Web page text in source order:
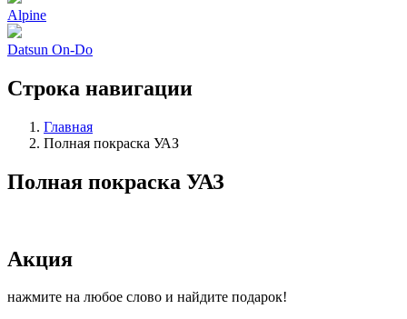
Alpine
Datsun On-Do
Строка навигации
Главная
Полная покраска УАЗ
Полная покраска УАЗ
Акция
нажмите на любое слово и найдите подарок!